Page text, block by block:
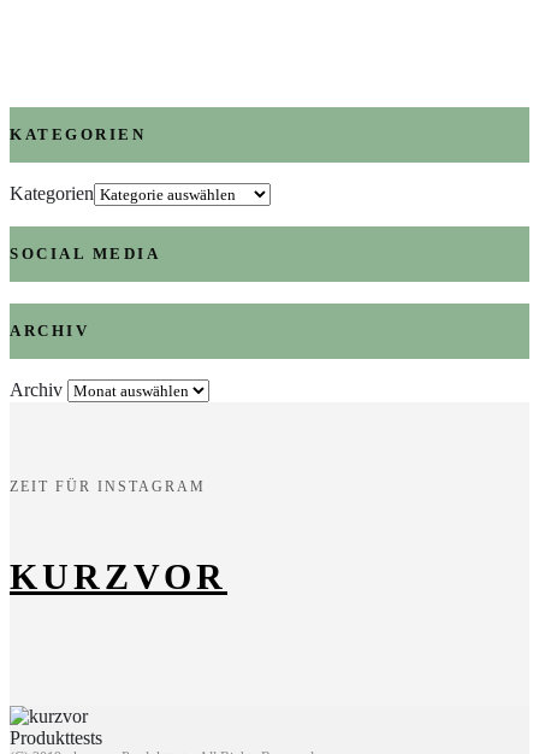
KATEGORIEN
Kategorien
SOCIAL MEDIA
ARCHIV
Archiv
ZEIT FÜR INSTAGRAM
KURZVOR